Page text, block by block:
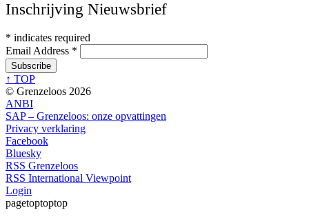
Inschrijving Nieuwsbrief
* indicates required
Email Address *
↑ TOP
© Grenzeloos 2026
ANBI
SAP – Grenzeloos: onze opvattingen
Privacy verklaring
Facebook
Bluesky
RSS Grenzeloos
RSS International Viewpoint
Login
pagetoptoptop